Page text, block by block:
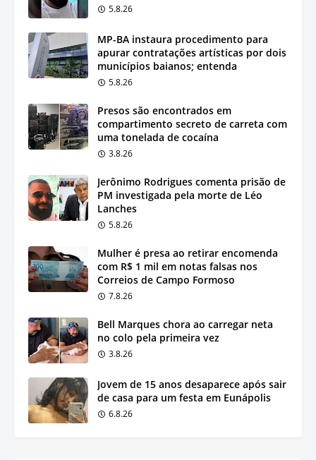
5.8.26
MP-BA instaura procedimento para
apurar contratações artísticas por dois
municípios baianos; entenda
5.8.26
Presos são encontrados em
compartimento secreto de carreta com
uma tonelada de cocaína
3.8.26
Jerônimo Rodrigues comenta prisão de
PM investigada pela morte de Léo
Lanches
5.8.26
Mulher é presa ao retirar encomenda
com R$ 1 mil em notas falsas nos
Correios de Campo Formoso
7.8.26
Bell Marques chora ao carregar neta
no colo pela primeira vez
3.8.26
Jovem de 15 anos desaparece após sair
de casa para um festa em Eunápolis
6.8.26